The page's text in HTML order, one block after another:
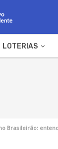
LOTERIAS
Brasileirão: